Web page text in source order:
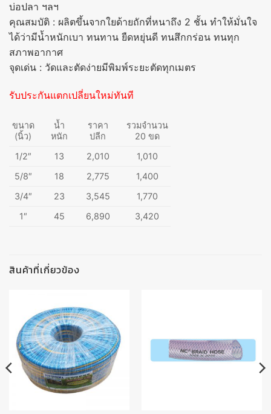
บ่อปลา ฯลฯ
คุณสมบัติ : ผลิตขึ้นจากใยด้ายถักที่หนาถึง 2 ชั้น ทำให้มั่นใจ
ได้ว่ามีน้ำหนักเบา ทนทาน ยืดหยุ่นดี ทนสึกกร่อน ทนทุก
สภาพอากาศ
จุดเด่น : วัดและตัดง่ายมีพิมพ์ระยะตัดทุกเมตร
รับประกันแตกเปลี่ยนใหม่ทันที
ขนาด
(นิ้ว)
น้ำ
หนัก
ราคา
ปลีก
รวมจำนวน
20 ขด
1/2″
13 2,010
1,010
5/8″
18 2,775
1,400
3/4″
23 3,545
1,770
1″
45 6,890 3,420
สินค้าที่เกี่ยวข้อง